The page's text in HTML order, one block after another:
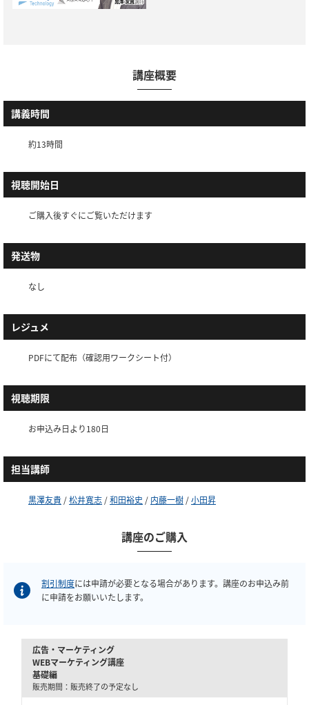
講座概要
講義時間
約13時間
視聴開始日
ご購入後すぐにご覧いただけます
発送物
なし
レジュメ
PDFにて配布（確認用ワークシート付）
視聴期限
お申込み日より180日
担当講師
黒澤友貴 /松井寛志 /和田裕史 / 内藤一樹 /小田昇
講座のご購入
割引制度には申請が必要となる場合があります。講座のお申込み前
に申請をお願いいたします。
広告・マーケティング
WEBマーケティング講座
基礎編
販売期間：販売終了の予定なし